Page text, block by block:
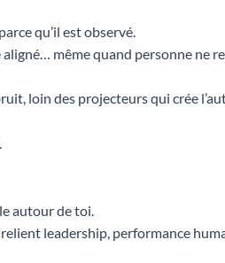
qu’il est observé.
même quand personne ne
loin des projecteurs qui crée
autour de toi.
leadership, performance